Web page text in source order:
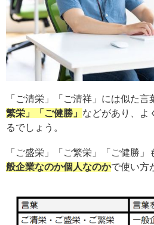
「ご清栄」「ご清祥」には似た言
繁栄」「ご健勝」 などがあり、よ
るでしょう。
「ご盛栄」「ご繁栄」「ご健勝」
般企業なのか個人なのかで使い方